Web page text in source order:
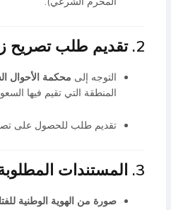
2. تقديم طلب تصريح زواج:
التوجه إلى محكمة الأحوال
المنطقة التي تقيم فيها
تقديم طلب للحصول على
3. المستندات المطلوبة:
صورة من الهوية الوطنية